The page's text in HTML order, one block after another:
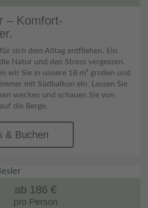
– Komfort-
sich dem Alltag entfliehen. Ein
Natur und den Stress vergessen.
wir Sie in unsere 18 m² großen und
mit Südbalkon ein. Lassen Sie
wecken und schauen Sie von
die Berge.
& Buchen
ab 186 €
pro Person